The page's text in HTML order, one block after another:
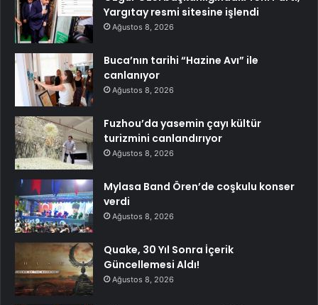
Yargıtay resmi sitesine işlendi
Ağustos 8, 2026
Buca’nın tarihi “Hazine Avı” ile
canlanıyor
Ağustos 8, 2026
Fuzhou’da yasemin çayı kültür
turizmini canlandırıyor
Ağustos 8, 2026
Mylasa Band Ören’de coşkulu konser
verdi
Ağustos 8, 2026
Quake, 30 Yıl Sonra İçerik
Güncellemesi Aldı!
Ağustos 8, 2026